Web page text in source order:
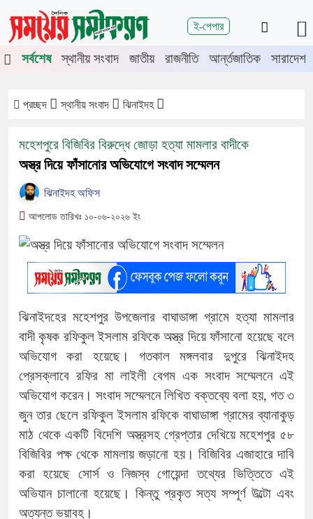
ই-পেপার
শিরোনাম
মেহেরপুরে জামায়াতের গণমিছিল
চুয়াডাঙ্গায় সওজের
সর্বশেষ
স্থানীয় সংবাদ জাতীয় রাজনীতি আর্ন্তজাতিক সারাদেশ
প্রচ্ছদ স্থানীয় সংবাদ ঝিনাইদহ
মহেশপুরে বিজিবির বিরুদ্ধে জোড়া হত্যা মামলার বাদীকে
অস্ত্র দিয়ে ফাঁসানোর অভিযোগে সংবাদ সম্মেলন
ঝিনাইদহ অফিস
আপলোড তারিখঃ ১০-০৬-২০২৬ ইং
ঝিনাইদহের মহেশপুর উপজেলার বাঘাডাঙ্গা গ্রামে হত্যা মামলার
বাদী কৃষক রফিকুল ইসলাম রফিকে অস্ত্র দিয়ে ফাঁসানো হয়েছে বলে
অভিযোগ করা হয়েছে। গতকাল মঙ্গলবার দুপুরে ঝিনাইদহ
প্রেসক্লাবে রফির মা লাইলী বেগম এক সংবাদ সম্মেলনে এই
অভিযোগ করেন। সংবাদ সম্মেলনে লিখিত বক্তব্যে বলা হয়, গত ৩
জুন তার ছেলে রফিকুল ইসলাম রফিকে বাঘাডাঙ্গা গ্রামের ব্যানাকুড়
মাঠ থেকে একটি বিদেশি অস্ত্রসহ গ্রেপ্তার দেখিয়ে মহেশপুর ৫৮
বিজিবির পক্ষ থেকে মামলায় জড়ানো হয়। বিজিবির এজাহারে দাবি
করা হয়েছে সোর্স ও নিজস্ব গোয়েন্দা তথ্যের ভিত্তিতে এই
অভিযান চালানো হয়েছে। কিন্তু প্রকৃত সত্য সম্পূর্ণ উল্টো এবং
অত্যন্ত ভয়াবহ।